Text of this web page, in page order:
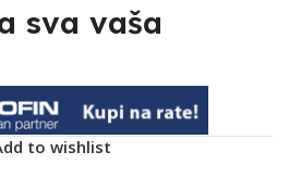
sva vaša
to wishlist